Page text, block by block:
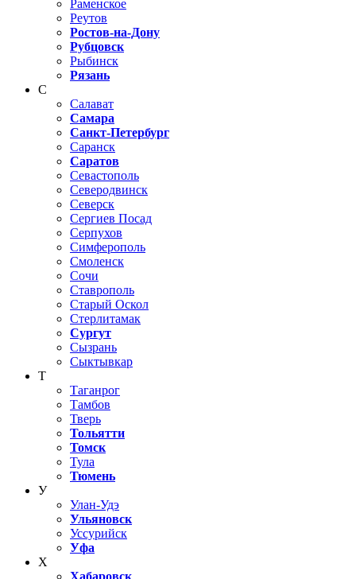
Раменское
Реутов
Ростов-на-Дону
Рубцовск
Рыбинск
Рязань
С
Салават
Самара
Санкт-Петербург
Саранск
Саратов
Севастополь
Северодвинск
Северск
Сергиев Посад
Серпухов
Симферополь
Смоленск
Сочи
Ставрополь
Старый Оскол
Стерлитамак
Сургут
Сызрань
Сыктывкар
Т
Таганрог
Тамбов
Тверь
Тольятти
Томск
Тула
Тюмень
У
Улан-Удэ
Ульяновск
Уссурийск
Уфа
Х
Хабаровск